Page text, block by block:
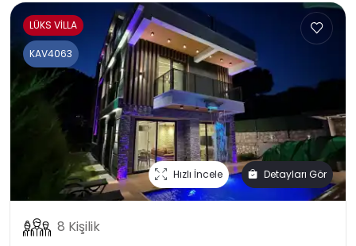
LÜKS VİLLA
Hızlı İncele Detayları Gör
KAV4063
8 Kişilik